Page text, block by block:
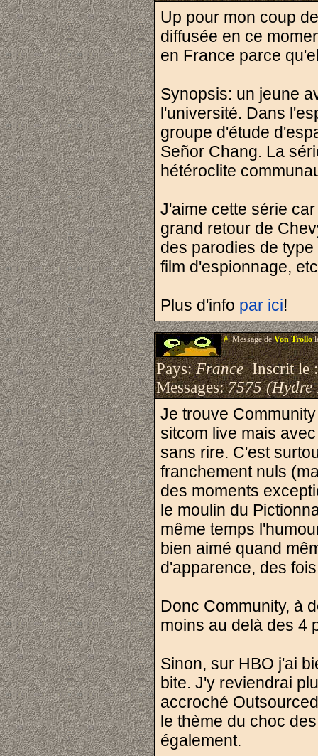
Up pour mon coup
diffusée en ce
en France parce
Synopsis: un jeune
l'université. Dans
groupe d'étude
Señor Chang. La
hétéroclite
J'aime cette série
grand retour de
des parodies de
film d'espionnage,
Plus d'info par ici!
#.Message deVon Trollo
Pays:FranceInscrit le
Messages:7575 (Hydre
Je trouve
sitcom live mais
sans rire. C'est
franchement nuls
des moments
le moulin du
même temps
bien aimé quand
d'apparence, des
Donc Community, à
moins au delà des 4
Sinon, sur HBO j'ai
bite. J'y reviendrai
accroché
le thème du choc
également.